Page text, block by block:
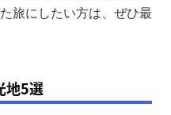
旅にしたい方は、ぜひ最
地5選